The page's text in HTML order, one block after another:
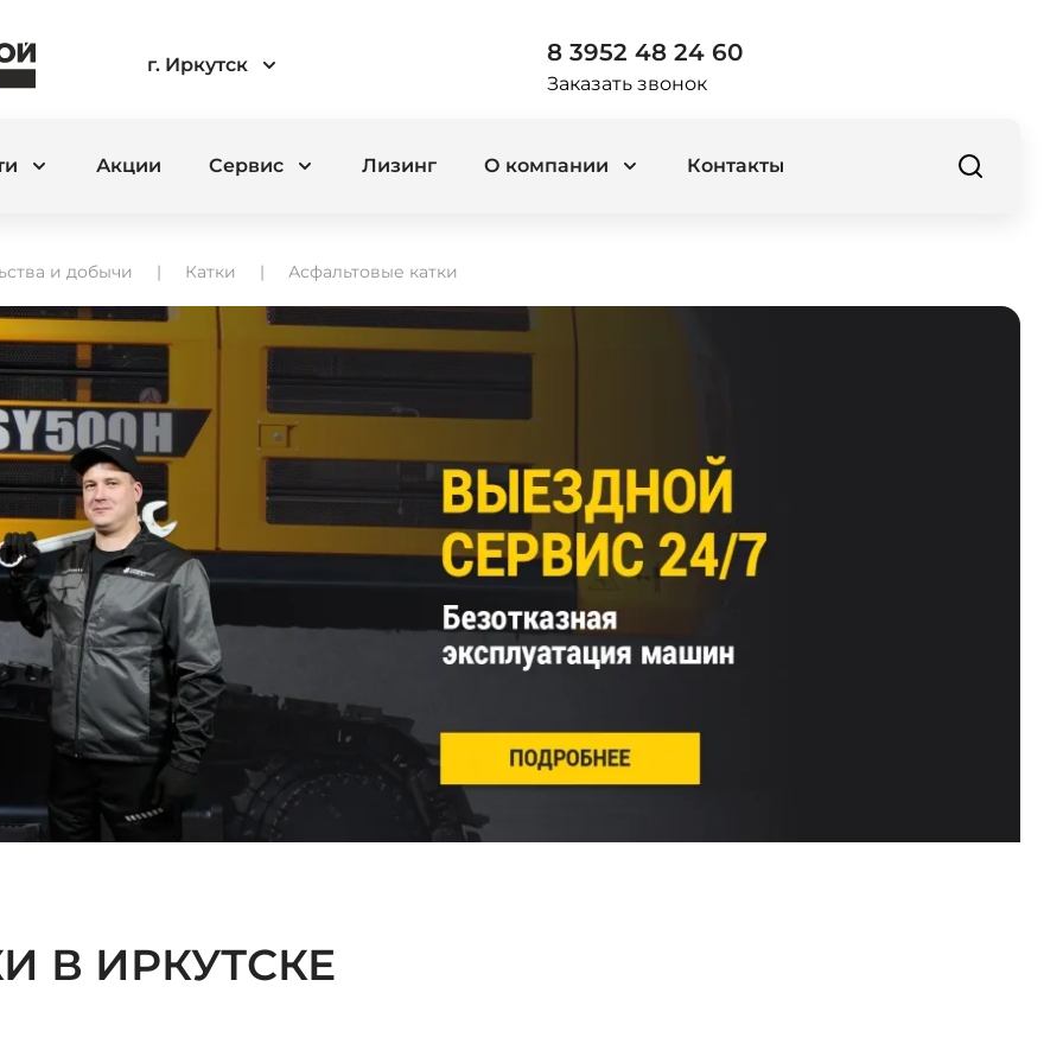
г. Иркутск 8 3952 48 24 60
Заказать звонок
Акции Сервис Лизинг О компании Контакты
и добычи Катки Асфальтовые катки
В ИРКУТСКЕ